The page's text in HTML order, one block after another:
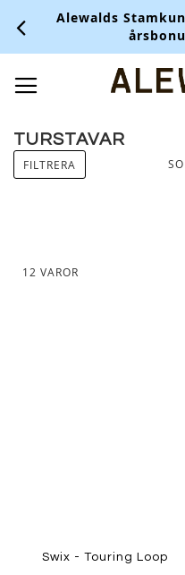
Alewalds
TURSTAVAR
12 VAROR
Swix - Touring Loop
FILTRERA